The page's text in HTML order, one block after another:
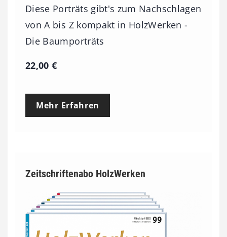
Diese Porträts gibt's zum Nachschlagen
von A bis Z kompakt in HolzWerken -
Die Baumporträts
22,00€
Mehr Erfahren
Zeitschriftenabo HolzWerken